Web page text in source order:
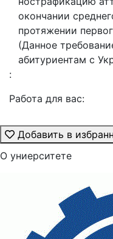
окончании
протяжении
(Данное
абитуриентам с
:
Работа для вас:
Добавить в
О униерситете